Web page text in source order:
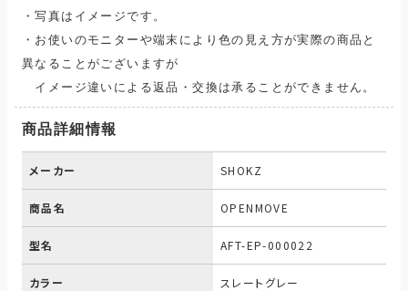
・写真はイメージです。
・お使いのモニターや端末により色の見え方が実際の商品と
異なることがございますが
イメージ違いによる返品・交換は承ることができません。
商品詳細情報
メーカー SHOKZ
商品名 OPENMOVE
型名 AFT-EP-000022
カラー スレートグレー